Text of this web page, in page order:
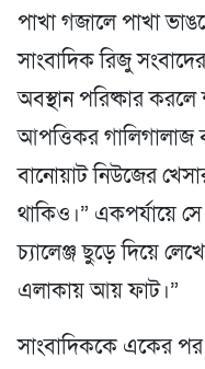
পাখা গজালে পাখা
সাংবাদিক রিজু
অবস্থান পরিষ্কার
আপত্তিকর গালিগালাজ
বানোয়াট নিউজের
থাকিও।” একপর্যায়ে
চ্যালেঞ্জ ছুড়ে দিয়ে
এলাকায় আয় ফাট।”
সাংবাদিককে একের